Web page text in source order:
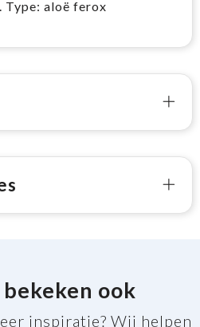
Type: aloë ferox
ook
inspiratie? Wij helpen